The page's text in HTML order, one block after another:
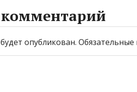
опубликован.